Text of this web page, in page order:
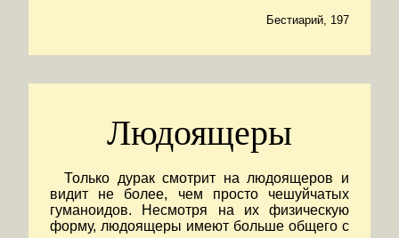
Бестиарий, 197
Людоящеры
Только дурак смотрит на людоящеров и
видит не более, чем просто чешуйчатых
гуманоидов. Несмотря на их физическую
форму, людоящеры имеют больше общего с